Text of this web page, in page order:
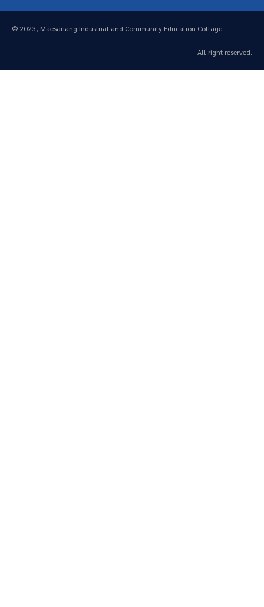
© 2023, Maesariang Industrial and Community Education Collage
All right reserved.